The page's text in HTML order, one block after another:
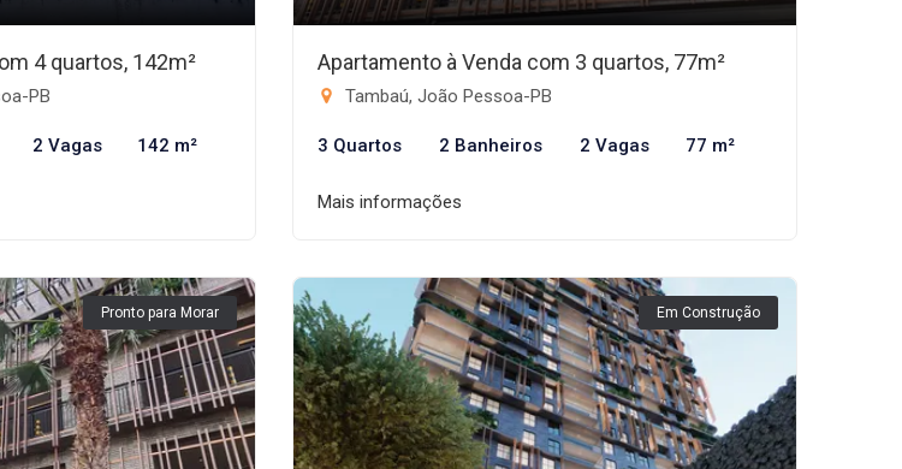
4 quartos, 142m²
PB
2 Vagas 142 m²
Apartamento à Venda com 3 quartos, 77m²
Tambaú, João Pessoa-PB
3 Quartos 2 Banheiros 2 Vagas 77 m²
Mais informações
Pronto para Morar Em Construção